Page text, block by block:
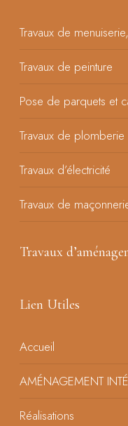
Travaux de
Travaux de peinture
Pose de parquets et
Travaux de plomberie
Travaux d’électricité
Travaux de
Travaux
Lien Utiles
Accueil
AMÉNAGEMENT
Réalisations